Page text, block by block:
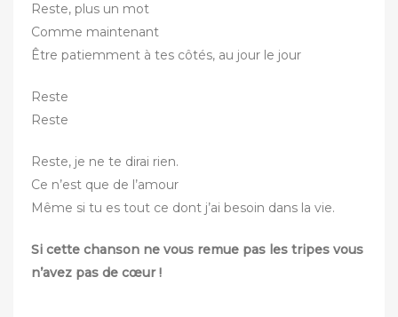
Reste, plus un mot
Comme maintenant
Être patiemment à tes côtés, au jour le jour
Reste
Reste
Reste, je ne te dirai rien.
Ce n’est que de l’amour
Même si tu es tout ce dont j’ai besoin dans la vie.
Si cette chanson ne vous remue pas les tripes vous
n’avez pas de cœur !